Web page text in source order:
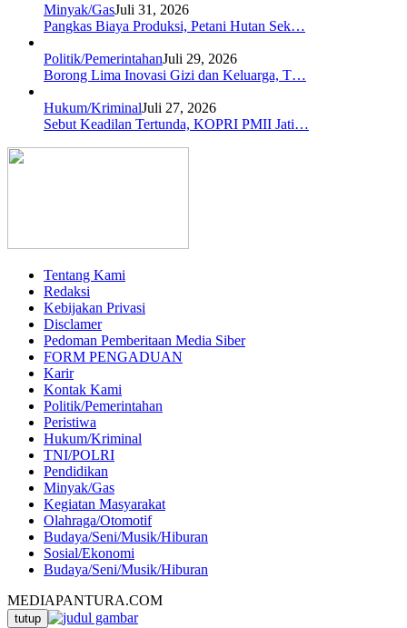
Minyak/GasJuli 31, 2026
Pangkas Biaya Produksi, Petani Hutan Sek…
Politik/PemerintahanJuli 29, 2026
Borong Lima Inovasi Gizi dan Keluarga, T…
Hukum/KriminalJuli 27, 2026
Sebut Keadilan Tertunda, KOPRI PMII Jati…
Tentang Kami
Redaksi
Kebijakan Privasi
Disclamer
Pedoman Pemberitaan Media Siber
FORM PENGADUAN
Karir
Kontak Kami
Politik/Pemerintahan
Peristiwa
Hukum/Kriminal
TNI/POLRI
Pendidikan
Minyak/Gas
Kegiatan Masyarakat
Olahraga/Otomotif
Budaya/Seni/Musik/Hiburan
Sosial/Ekonomi
Budaya/Seni/Musik/Hiburan
MEDIAPANTURA.COM
tutup